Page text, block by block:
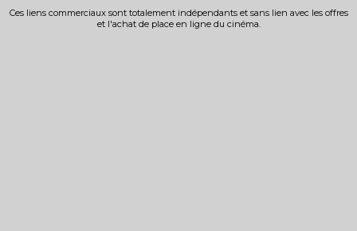
Ces liens commerciaux sont totalement indépendants et sans lien avec les offres
et l'achat de place en ligne du cinéma.